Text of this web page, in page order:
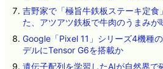
吉野家で「極旨牛鉄板ステーキ定
た、アツアツ鉄板で牛肉のうまみが
Google「Pixel 11」シリーズ4機種
デルにTensor G6を搭載か
遺伝子配列を学習したAIが自然界で